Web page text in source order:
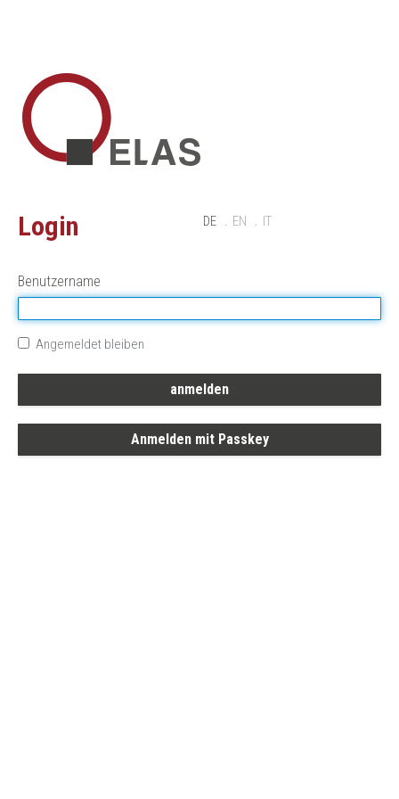
DE EN IT
Login
Benutzername
Angemeldet bleiben
Anmelden mit Passkey